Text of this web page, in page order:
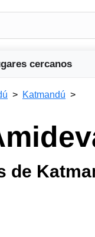
cercanos
Katmandú
de